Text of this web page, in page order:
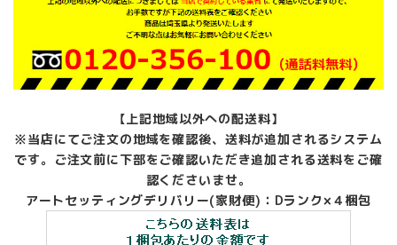
【上記地域以外への配送料】
※当店にてご注文の地域を確認後、送料が追加されるシステム
です。ご注文前に下部をご確認いただき追加される送料をご確
認くださいませ。
アートセッティングデリバリー(家財便)：Dランク×４梱包